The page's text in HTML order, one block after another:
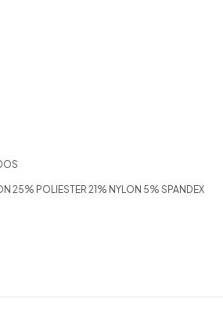
25% POLIESTER 21% NYLON 5% SPANDEX